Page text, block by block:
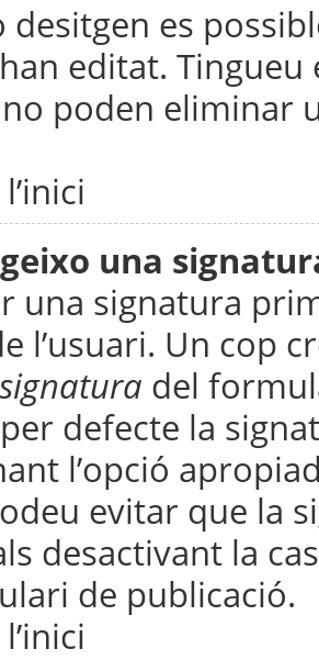
desitgen es
editat.
poden eliminar
una
una signatura
l’usuari. Un cop
del
defecte la
l’opció
evitar que la
desactivant la
de publicació.